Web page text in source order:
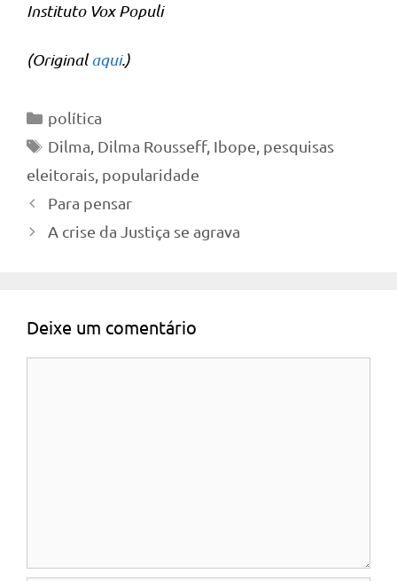
Instituto Vox Populi
(Originalaqui.)
Categorias
política
Tags
Dilma Dilma Rousseff, Ibope pesquisas
eleitorais popularidade
Para pensar
A crise da Justiça se agrava
Deixe um comentário